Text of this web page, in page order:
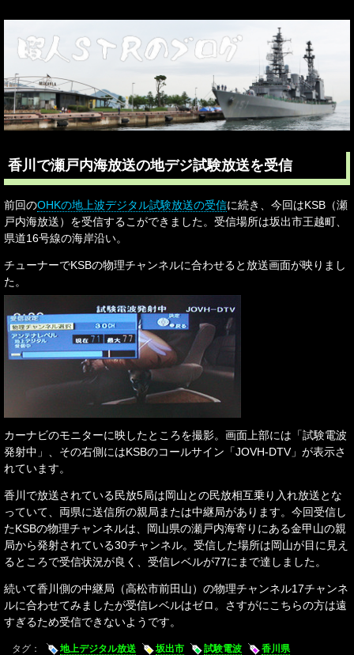
香川で瀬戸内海放送の地デジ試験放送を受信
前回のOHKの地上波デジタル試験放送の受信に続き、今回はKSB（瀬
戸内海放送）を受信するこができました。受信場所は坂出市王越町、
県道16号線の海岸沿い。
チューナーでKSBの物理チャンネルに合わせると放送画面が映りまし
た。
カーナビのモニターに映したところを撮影。画面上部には「試験電波
発射中」、その右側にはKSBのコールサイン「JOVH-DTV」が表示さ
れています。
香川で放送されている民放5局は岡山との民放相互乗り入れ放送とな
っていて、両県に送信所の親局または中継局があります。今回受信し
たKSBの物理チャンネルは、岡山県の瀬戸内海寄りにある金甲山の親
局から発射されている30チャンネル。受信した場所は岡山が目に見え
るところで受信状況が良く、受信レベルが77にまで達しました。
続いて香川側の中継局（高松市前田山）の物理チャンネル17チャンネ
ルに合わせてみましたが受信レベルはゼロ。さすがにこちらの方は遠
すぎるため受信できないようです。
タグ： 地上デジタル放送 坂出市 試験電波 香川県